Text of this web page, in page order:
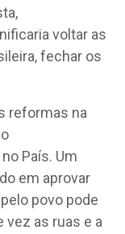
voltar as
fechar os
reformas na
País. Um
em aprovar
povo pode
vez as ruas e a